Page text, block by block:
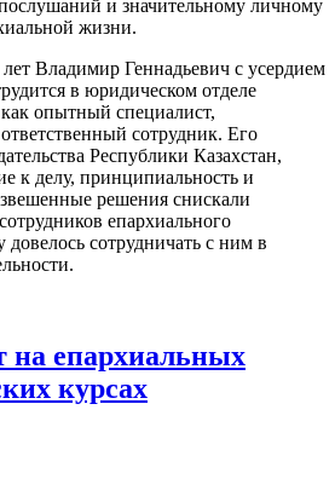
и значительному личному
жизни.
Владимир Геннадьевич с усердием
в юридическом отделе
опытный специалист,
сотрудник. Его
Республики Казахстан,
к делу, принципиальность и
решения снискали
епархиального
довелось сотрудничать с ним в
на епархиальных
курсах